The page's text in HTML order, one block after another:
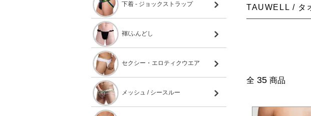
TAUWELL / タ
全 35 商品
下着 - ジョックストラップ
褌/ふんどし
セクシー・エロティクウエア
メッシュ / シースルー